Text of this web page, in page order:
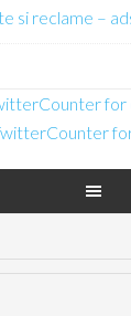
si reclame –